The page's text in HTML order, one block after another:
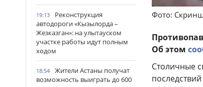
19:13
Реконструкция
автодороги «Кызылорда –
Жезказган»: на улытауском
участке работы идут полным
ходом
18:54
Жители Астаны получат
возможность выиграть до 600
Фото:
Об этом
Столичные